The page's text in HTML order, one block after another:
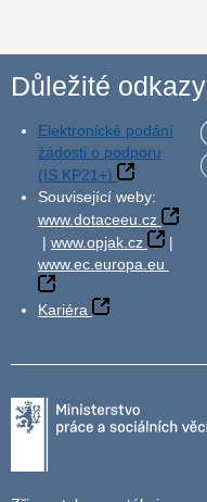
Důležité odkazy
Elektronické podání
žádosti o podporu
(IS KP21+)
Související weby:
www.dotaceeu.cz
| www.opjak.cz
|
www.ec.europa.eu
Kariéra